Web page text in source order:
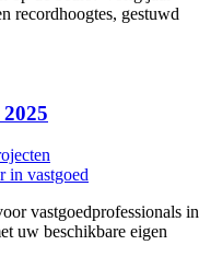
recordhoogtes, gestuwd
in vastgoed
vastgoedprofessionals in
uw beschikbare eigen